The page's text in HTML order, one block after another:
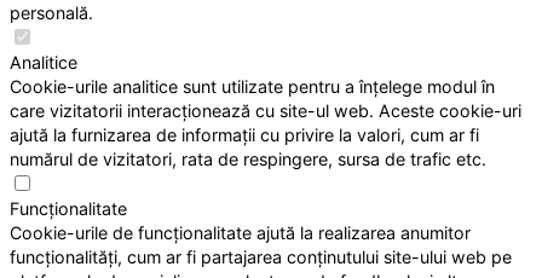
personală.
Analitice
Cookie-urile analitice sunt utilizate pentru a înțelege modul în
care vizitatorii interacționează cu site-ul web. Aceste cookie-uri
ajută la furnizarea de informații cu privire la valori, cum ar fi
numărul de vizitatori, rata de respingere, sursa de trafic etc.
Funcționalitate
Cookie-urile de funcționalitate ajută la realizarea anumitor
funcționalități, cum ar fi partajarea conținutului site-ului web pe